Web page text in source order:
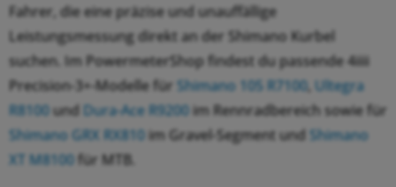
Fahrer, die eine präzise und unauffällige
Leistungsmessung direkt an der Shimano Kurbel
suchen. Im PowermeterShop findest du passende 4iiii
Precision-3+-Modelle für Shimano 105 R7100, Ultegra
R8100und Dura-Ace R9200 im Rennradbereich sowie für
Shimano GRX RX810 im Gravel-Segment und Shimano
XT M8100 für MTB.